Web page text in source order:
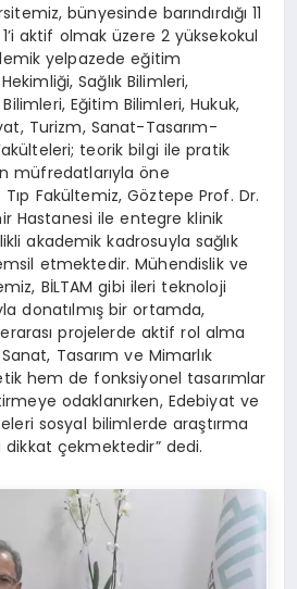
bünyesinde barındırdığı 11
aktif olmak üzere 2 yüksekokul
yelpazede eğitim
Sağlık Bilimleri,
Eğitim Bilimleri, Hukuk,
Turizm, Sanat-Tasarım-
teorik bilgi ile pratik
müfredatlarıyla öne
Tıp Fakültemiz, Göztepe Prof. Dr.
Hastanesi ile entegre klinik
akademik kadrosuyla sağlık
etmektedir. Mühendislik ve
BİLTAM gibi ileri teknoloji
donatılmış bir ortamda,
projelerde aktif rol alma
Tasarım ve Mimarlık
hem de fonksiyonel tasarımlar
odaklanırken, Edebiyat ve
sosyal bilimlerde araştırma
dikkat çekmektedir” dedi.